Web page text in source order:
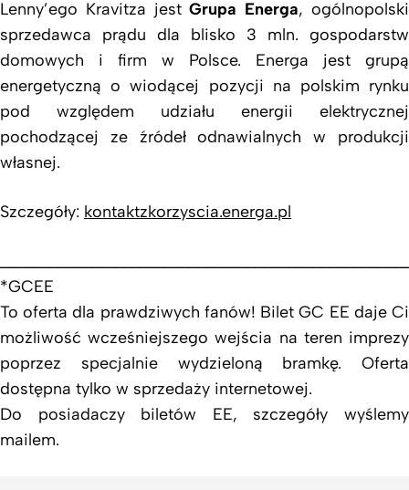
Lenny’ego Kravitza jestGrupa Energa, ogólnopolski
sprzedawca prądu dla blisko 3 mln. gospodarstw
domowych i firm w Polsce. Energa jest grupą
energetyczną o wiodącej pozycji na polskim rynku
pod względem udziału energii elektrycznej
pochodzącej ze źródeł odnawialnych w produkcji
własnej.
Szczegóły: kontaktzkorzyscia.energa.pl
*GCEE
To oferta dla prawdziwych fanów! Bilet GC EE daje Ci
możliwość wcześniejszego wejścia na teren imprezy
poprzez specjalnie wydzieloną bramkę. Oferta
dostępna tylko w sprzedaży internetowej.
Do posiadaczy biletów EE, szczegóły wyślemy
mailem.